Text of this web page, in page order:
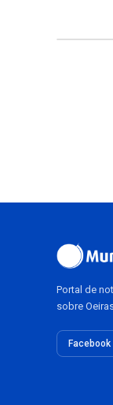
Portal de
sobre
Facebook